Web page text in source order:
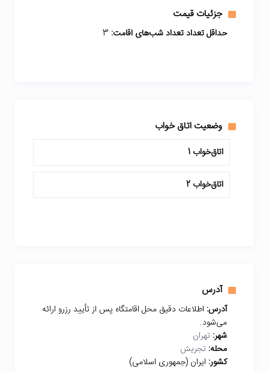
جزئیات قیمت
حداقل تعداد تعداد شب‌های اقامت:
وضعیت اتاق خواب
اتاق‌خواب 1
اتاق‌خواب 2
آدرس
آدرس: اطلاعات دقیق محل اقامتگاه پس از تأیید رزرو ارائه
می‌شود.
شهر: تهران
محله: تجریش
کشور: ایران (جمهوری اسلامی)